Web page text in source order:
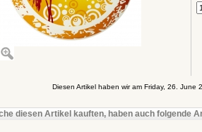
Diesen Artikel haben wir am Friday, 26. June
diesen Artikel kauften, haben auch folgende